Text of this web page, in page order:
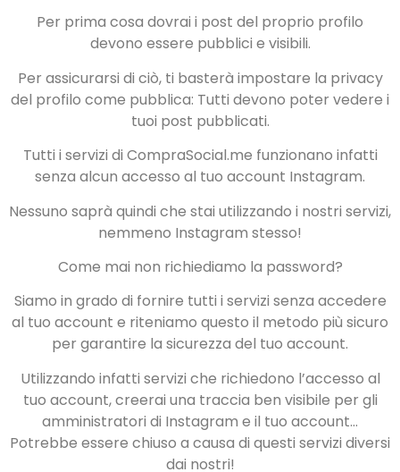
Per prima cosa dovrai i post del proprio profilo
devono essere pubblici e visibili.
Per assicurarsi di ciò, ti basterà impostare la privacy
del profilo come pubblica: Tutti devono poter vedere i
tuoi post pubblicati.
Tutti i servizi di CompraSocial.me funzionano infatti
senza alcun accesso al tuo account Instagram.
Nessuno saprà quindi che stai utilizzando i nostri servizi,
nemmeno Instagram stesso!
Come mai non richiediamo la password?
Siamo in grado di fornire tutti i servizi senza accedere
al tuo account e riteniamo questo il metodo più sicuro
per garantire la sicurezza del tuo account.
Utilizzando infatti servizi che richiedono l’accesso al
tuo account, creerai una traccia ben visibile per gli
amministratori di Instagram e il tuo account…
Potrebbe essere chiuso a causa di questi servizi diversi
dai nostri!